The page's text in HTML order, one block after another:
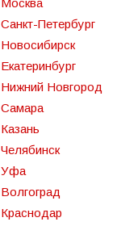
Москва
Санкт-Петербург
Новосибирск
Екатеринбург
Нижний Новгород
Самара
Казань
Челябинск
Уфа
Волгоград
Краснодар